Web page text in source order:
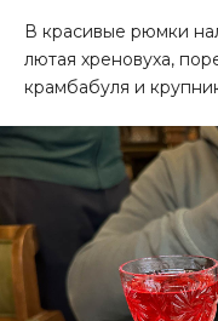
В красивые рюмки
лютая хреновуха,
крамбабуля и